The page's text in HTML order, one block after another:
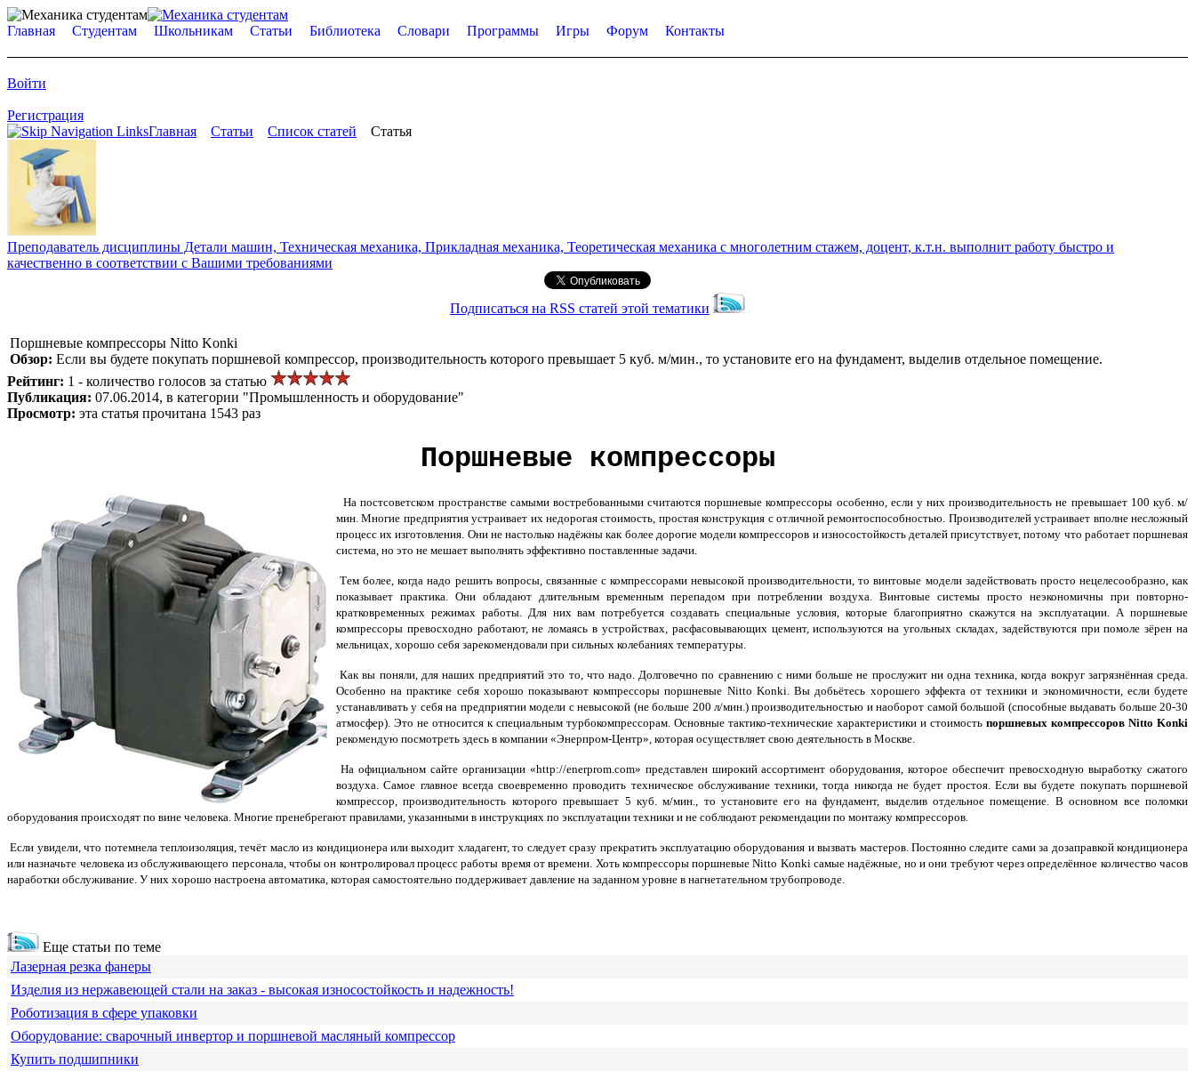
Главная Студентам Школьникам Статьи Библиотека Словари Программы Игры Форум Контакты
Войти
Регистрация
Главная
Статьи Список статей Статья
Преподаватель дисциплины Детали машин, Техническая механика, Прикладная механика, Теоретическая механика с многолетним стажем, доцент, к.т.н. выполнит работу быстро и
качественно в соответствии с Вашими требованиями
Подписаться на RSS статей этой тематики
Поршневые компрессоры Nitto Konki
Обзор: Если вы будете покупать поршневой компрессор, производительность которого превышает 5 куб. м/мин., то установите его на фундамент, выделив отдельное помещение.
Рейтинг: 1 - количество голосов за статью
Публикация: 07.06.2014, в категории "Промышленность и оборудование"
Просмотр: эта статья прочитана 1543 раз
Поршневые компрессоры
На постсоветском пространстве самыми востребованными считаются поршневые компрессоры особенно, если у них производительность не превышает 100 куб. м/
мин. Многие предприятия устраивает их недорогая стоимость, простая конструкция с отличной ремонтоспособностью. Производителей устраивает вполне несложный
процесс их изготовления. Они не настолько надёжны как более дорогие модели компрессоров и износостойкость деталей присутствует, потому что работает поршневая
система, но это не мешает выполнять эффективно поставленные задачи.
Тем более, когда надо решить вопросы, связанные с компрессорами невысокой производительности, то винтовые модели задействовать просто нецелесообразно, как
показывает практика. Они обладают длительным временным перепадом при потреблении воздуха. Винтовые системы просто неэкономичны при повторно-
кратковременных режимах работы. Для них вам потребуется создавать специальные условия, которые благоприятно скажутся на эксплуатации. А поршневые
компрессоры превосходно работают, не ломаясь в устройствах, расфасовывающих цемент, используются на угольных складах, задействуются при помоле зёрен на
мельницах, хорошо себя зарекомендовали при сильных колебаниях температуры.
Как вы поняли, для наших предприятий это то, что надо. Долговечно по сравнению с ними больше не прослужит ни одна техника, когда вокруг загрязнённая среда.
Особенно на практике себя хорошо показывают компрессоры поршневые Nitto Konki. Вы добьётесь хорошего эффекта от техники и экономичности, если будете
устанавливать у себя на предприятии модели с невысокой (не больше 200 л/мин.) производительностью и наоборот самой большой (способные выдавать больше 20-30
атмосфер). Это не относится к специальным турбокомпрессорам. Основные тактико-технические характеристики и стоимость поршневых компрессоров Nitto Konki
рекомендую посмотреть здесь в компании «Энерпром-Центр», которая осуществляет свою деятельность в Москве.
На официальном сайте организации «http://enerprom.com» представлен широкий ассортимент оборудования, которое обеспечит превосходную выработку сжатого
воздуха. Самое главное всегда своевременно проводить техническое обслуживание техники, тогда никогда не будет простоя. Если вы будете покупать поршневой
компрессор, производительность которого превышает 5 куб. м/мин., то установите его на фундамент, выделив отдельное помещение. В основном все поломки
оборудования происходят по вине человека. Многие пренебрегают правилами, указанными в инструкциях по эксплуатации техники и не соблюдают рекомендации по монтажу компрессоров.
Если увидели, что потемнела теплоизоляция, течёт масло из кондиционера или выходит хладагент, то следует сразу прекратить эксплуатацию оборудования и вызвать мастеров. Постоянно следите сами за дозаправкой кондиционера
или назначьте человека из обслуживающего персонала, чтобы он контролировал процесс работы время от времени. Хоть компрессоры поршневые Nitto Konki самые надёжные, но и они требуют через определённое количество часов
наработки обслуживание. У них хорошо настроена автоматика, которая самостоятельно поддерживает давление на заданном уровне в нагнетательном трубопроводе.
Еще статьи по теме
Лазерная резка фанеры
Изделия из нержавеющей стали на заказ - высокая износостойкость и надежность!
Роботизация в сфере упаковки
Оборудование: сварочный инвертор и поршневой масляный компрессор
Купить подшипники